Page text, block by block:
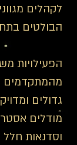
לקהלים
הבולטים
הפעילויות
מהמתקדמים
גדולים
מודלים
וסדנאות